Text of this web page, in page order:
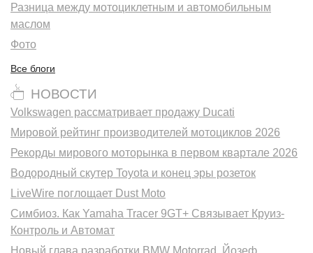
Разница между мотоциклетным и автомобильным
маслом
Фото
Все блоги
НОВОСТИ
Volkswagen рассматривает продажу Ducati
Мировой рейтинг производителей мотоциклов 2026
Рекорды мирового моторынка в первом квартале 2026
Водородный скутер Toyota и конец эры розеток
LiveWire поглощает Dust Moto
Симбиоз. Как Yamaha Tracer 9GT+ Связывает Круиз-
Контроль и Автомат
Новый глава разработки BMW Motorrad. Йозеф